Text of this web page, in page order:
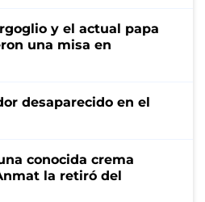
y el actual papa
una misa en
desaparecido en el
conocida crema
la retiró del